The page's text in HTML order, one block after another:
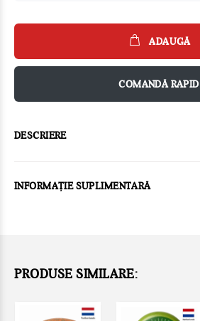
ADAUGĂ
COMANDĂ RAPID
DESCRIERE
INFORMAȚIE SUPLIMENTARĂ
PRODUSE SIMILARE: